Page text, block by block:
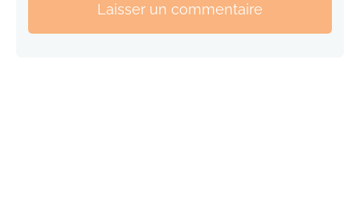
Laisser un commentaire